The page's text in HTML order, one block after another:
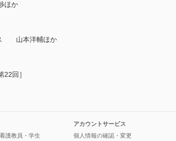
ほか
ス 山本洋輔ほか
回］
看護教員・学生
アカウントサービス
個人情報の確認・変更